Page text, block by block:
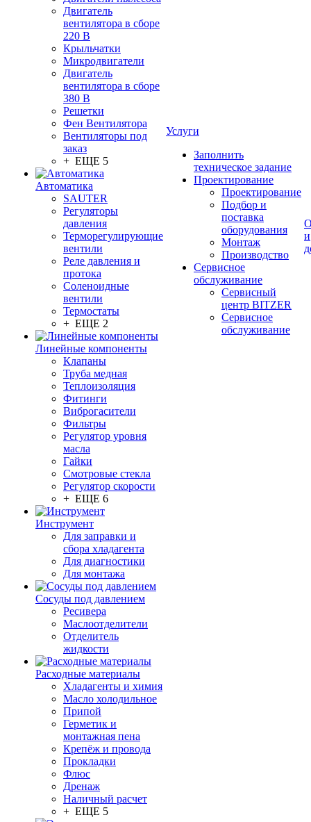
Двигатель
вентилятора в сборе
220 В
Крыльчатки
Микродвигатели
Двигатель
вентилятора в сборе
380 В
Решетки
Фен Вентилятора
Вентиляторы под
заказ
+ ЕЩЕ 5
Автоматика
SAUTER
Регуляторы
давления
Терморегулирующие
вентили
Реле давления и
протока
Соленоидные
вентили
Термостаты
+ ЕЩЕ 2
Линейные компоненты
Клапаны
Труба медная
Теплоизоляция
Фитинги
Виброгасители
Фильтры
Регулятор уровня
масла
Гайки
Смотровые стекла
Регулятор скорости
+ ЕЩЕ 6
Инструмент
Для заправки и
сбора хладагента
Для диагностики
Для монтажа
Сосуды под давлением
Ресивера
Маслоотделители
Отделитель
жидкости
Расходные материалы
Хладагенты и химия
Масло холодильное
Припой
Герметик и
монтажная пена
Крепёж и провода
Прокладки
Флюс
Дренаж
Наличный расчет
+ ЕЩЕ 5
Услуги
Заполнить
техническое задание
Проектирование
Проектирование
Подбор и
поставка
оборудования
Монтаж
Производство
Сервисное
обслуживание
Сервисный
центр BITZER
Сервисное
обслуживание
и